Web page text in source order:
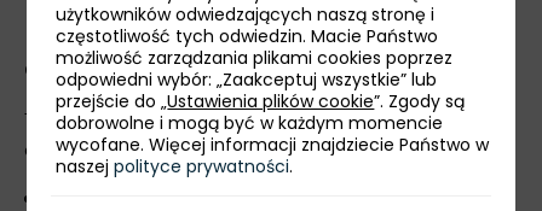
Oferta
Tarnobrzeski Park Przemysłowo-Technologiczny
oferuje:
użytkowników odwiedzających naszą stronę i
częstotliwość tych odwiedzin. Macie Państwo
możliwość zarządzania plikami cookies poprzez
odpowiedni wybór: „Zaakceptuj wszystkie” lub
przejście do „Ustawienia plików cookie”. Zgody są
dobrowolne i mogą być w każdym momencie
wycofane. Więcej informacji znajdziecie Państwo w
naszejpolityce prywatności.